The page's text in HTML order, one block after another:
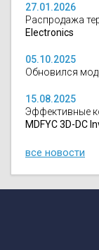
27.01.2026
Распродажа
Electronics
05.10.2025
Обновился
15.08.2025
Эффективные
MDFYC 3D-DC
все новости